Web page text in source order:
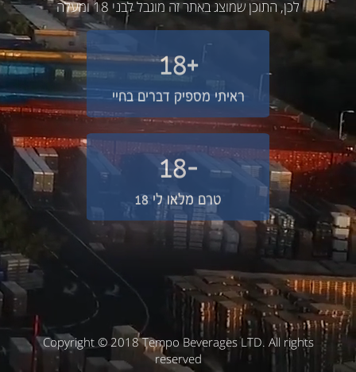
לכן, התוכן שמוצג באתר זה מוגבל לבני 18 ומעלה
+18
ראיתי מספיק דברים בחיי
-18
טרם מלאו לי 18
Copyright © 2018 Tempo Beverages LTD. All rights
reserved